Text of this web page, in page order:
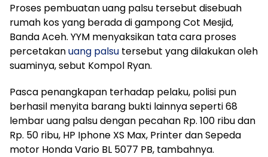
Proses pembuatan uang palsu tersebut disebuah
rumah kos yang berada di gampong Cot Mesjid,
Banda Aceh. YYM menyaksikan tata cara proses
percetakanuang palsu tersebut yang dilakukan oleh
suaminya, sebut Kompol Ryan.
Pasca penangkapan terhadap pelaku, polisi pun
berhasil menyita barang bukti lainnya seperti 68
lembar uang palsu dengan pecahan Rp. 100 ribu dan
Rp. 50 ribu, HP Iphone XS Max, Printer dan Sepeda
motor Honda Vario BL 5077 PB, tambahnya.